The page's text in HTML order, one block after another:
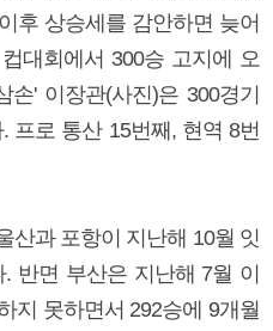
후 상승세를 감안하면 늦어
대회에서 300승 고지에 오
' 이장관(사진)은 300경기
프로 통산 15번째, 현역 8번
산과 포항이 지난해 10월 잇
반면 부산은 지난해 7월 이
지 못하면서 292승에 9개월